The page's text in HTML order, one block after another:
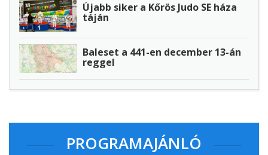
Újabb siker a Kőrös Judo SE háza
táján
Baleset a 441-en december 13-án
reggel
PROGRAMAJÁNLÓ